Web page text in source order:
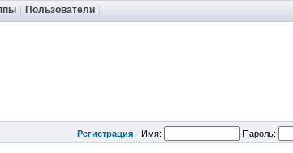
Пользователи
Регистрация · Имя: Пароль: